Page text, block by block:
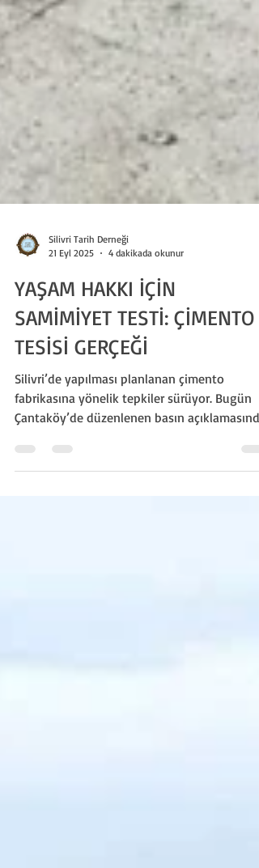
21 Eyl 2025
4 dakikada okunur
YAŞAM HAKKI İÇİN
SAMİMİYET TESTİ: ÇİMENTO
TESİSİ GERÇEĞİ
Silivri’de yapılması planlanan çimento
Çantaköy’de düzenlenen basın
vatandaşlar projeye dair endişelerini dile